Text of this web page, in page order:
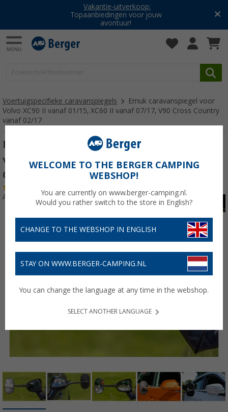
Vakantie-uitverkoop:
Topaanbiedingen voor jouw
avontuur!
Voertuigspecifieke caravanspiegels
Emuk caravanspiegel voor
Volvo XC90 II vanaf 01/15, XC60 II vanaf 07/17, V90 Cross Country
vanaf 02/17
Emuk caravanspiegel voor Volvo XC90 II
vanaf 01/15, XC60 II vanaf 07/17, V90 Cross
Country vanaf 02/17
Artikelnr: 276300
WELCOME TO THE BERGER CAMPING
WEBSHOP!
You are currently on www.berger-camping.nl.
Would you rather switch to the store in English?
CHANGE TO THE WEBSHOP IN ENGLISH
STAY ON WWW.BERGER-CAMPING.NL
You can change the language at any time in the webshop.
SELECT ANOTHER LANGUAGE